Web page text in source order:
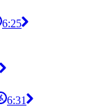
6:25
6:31